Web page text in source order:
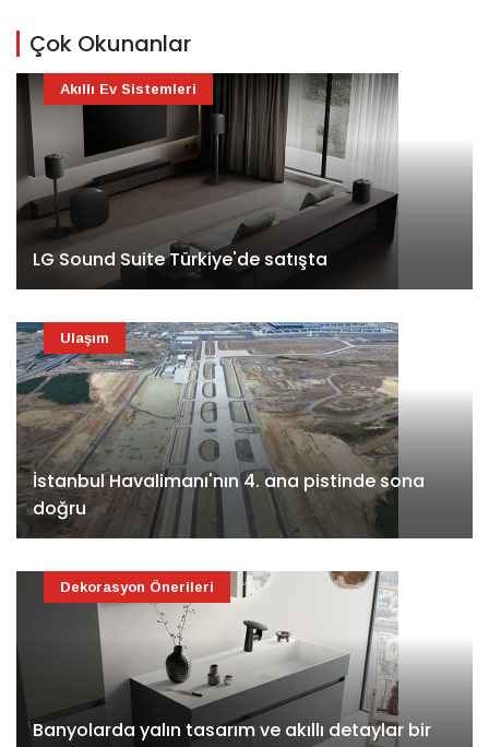
Çok Okunanlar
LG Sound Suite Türkiye'de satışta
Akıllı Ev Sistemleri
İstanbul Havalimanı'nın 4. ana pistinde sona
doğru
Ulaşım
Banyolarda yalın tasarım ve akıllı detaylar bir
Dekorasyon Önerileri